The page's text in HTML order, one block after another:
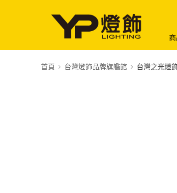
首頁 台灣燈飾品牌旗艦館 台灣之光燈